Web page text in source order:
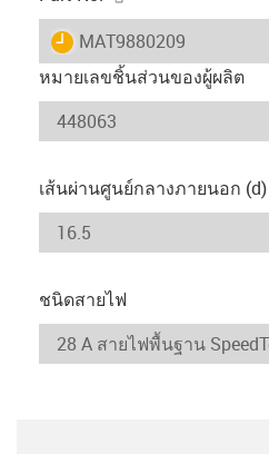
igus-icon-lieferzeit
MAT9880209
หมายเลขชิ้นส่วนของผู้ผลิต
เส้นผ่านศูนย์กลางภายนอก
ชนิดสายไฟ